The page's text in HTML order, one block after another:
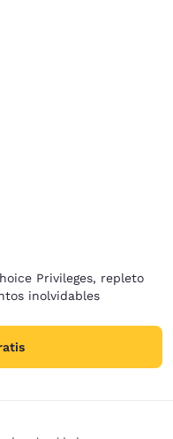
Privileges, repleto
inolvidables